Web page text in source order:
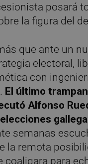
posará
la figura del
que ante un
electoral,
con
El último
Alfonso
semanas
la remota
coaligara para